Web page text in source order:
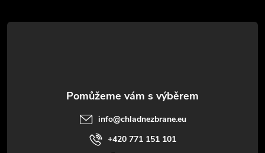
info@chladnezbrane.eu
+420 771 151 101